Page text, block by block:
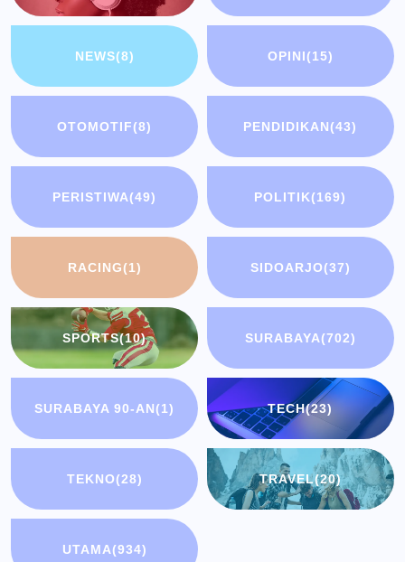
NEWS(8) OPINI(15)
OTOMOTIF(8) PENDIDIKAN(43)
PERISTIWA(49) POLITIK(169)
RACING(1) SIDOARJO(37)
SPORTS(10) SURABAYA(702)
SURABAYA 90-AN(1) TECH(23)
TEKNO(28) TRAVEL(20)
UTAMA(934)